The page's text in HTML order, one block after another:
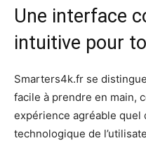
Une interface
intuitive pour
Smarters4k.fr se
facile à prendre en main,
expérience agréable quel
technologique de